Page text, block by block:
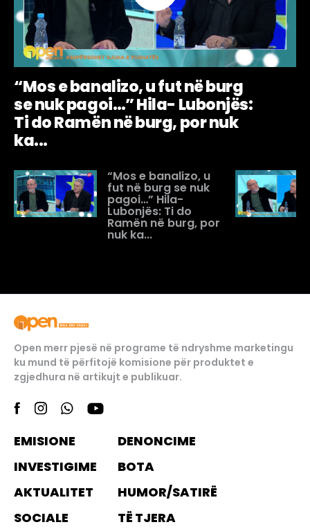
“Mos e banalizo, u fut në burg
se nuk pagoi…” Hila- Lubonjës:
Ti do Ramën në burg, por nuk
ka...
“Mos e banalizo, u
fut në burg se nuk
pagoi…” Hila-
Lubonjës: Ti do
Ramën në burg, por
nuk ka...
Open merr pjesë në programe të ndryshme marketingu
ku mund të përfitojë komisione për produktet e
zgjedhura në artikujt e publikuar.
EMISIONE
INVESTIGIME
AKTUALITET
SOCIALE
DENONCIME
BOTA
HUMOR/SATIRË
TË TJERA